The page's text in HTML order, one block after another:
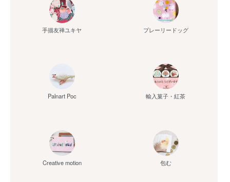
手描友禅ユキヤ プレーリードッグ
Palnart Poc 輸入菓子・紅茶
Creative motion 包む